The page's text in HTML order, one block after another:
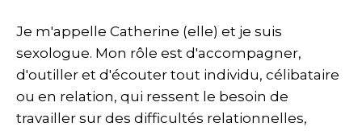
Je m'appelle Catherine (elle) et je suis
sexologue. Mon rôle est d'accompagner,
d'outiller et d'écouter tout individu, célibataire
ou en relation, qui ressent le besoin de
travailler sur des difficultés relationnelles,